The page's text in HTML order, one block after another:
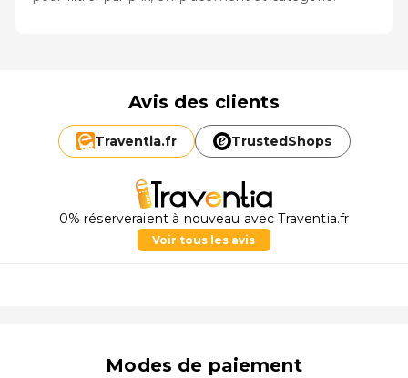
Avis des clients
Traventia.fr TrustedShops
0% réserveraient à nouveau avec Traventia.fr
Voir tous les avis
Modes de paiement